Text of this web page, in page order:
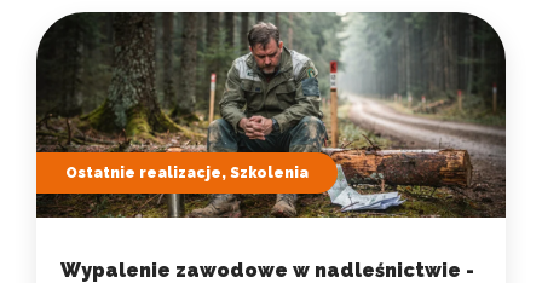
Ostatnie realizacje, Szkolenia
Wypalenie zawodowe w nadleśnictwie -